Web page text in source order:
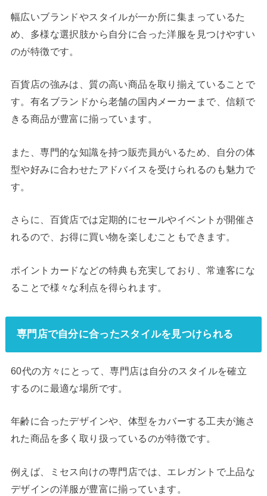
幅広いブランドやスタイルが一か所に集まっているた
め、多様な選択肢から自分に合った洋服を見つけやすい
のが特徴です。
百貨店の強みは、質の高い商品を取り揃えていることで
す。有名ブランドから老舗の国内メーカーまで、信頼で
きる商品が豊富に揃っています。
また、専門的な知識を持つ販売員がいるため、自分の体
型や好みに合わせたアドバイスを受けられるのも魅力で
す。
さらに、百貨店では定期的にセールやイベントが開催さ
れるので、お得に買い物を楽しむこともできます。
ポイントカードなどの特典も充実しており、常連客にな
ることで様々な利点を得られます。
専門店で自分に合ったスタイルを見つけられる
60代の方々にとって、専門店は自分のスタイルを確立
するのに最適な場所です。
年齢に合ったデザインや、体型をカバーする工夫が施さ
れた商品を多く取り扱っているのが特徴です。
例えば、ミセス向けの専門店では、エレガントで上品な
デザインの洋服が豊富に揃っています。